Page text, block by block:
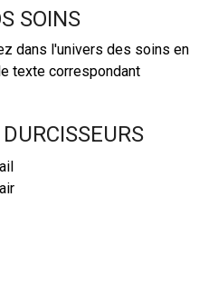
SOINS
dans l'univers des soins en
texte correspondant